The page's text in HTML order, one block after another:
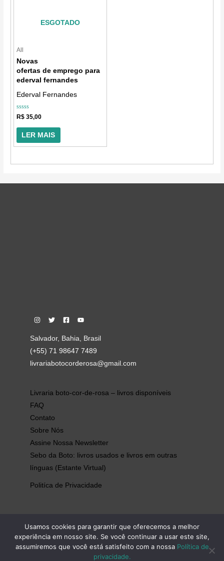
ESGOTADO
All
Novas
ofertas de emprego para
ederval fernandes
Ederval Fernandes
Avaliação
0
de
R$ 35,00
LER MAIS
Salvador, Bahia, Brasil
(+55) 71 98647 7489
livrariabotocorderosa@gmail.com
Livraria boto-cor-de-rosa – livros disponíveis
FAQ
Contato
Sobre Nós
Assine Nossa Newsletter
Sebo da Boto: livros usados e livros em outras
línguas (Estante Virtual)
Politíca de Privacidade
Copyright © 2026 | livrariabotocorderosa
Usamos cookies para garantir que oferecemos a melhor
experiência em nosso site. Se você continuar a usar este site,
assumiremos que você está satisfeito com a nossa Política de
privacidade.